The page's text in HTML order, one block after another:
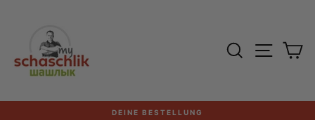
SUCHE
DEINE BESTELLUNG